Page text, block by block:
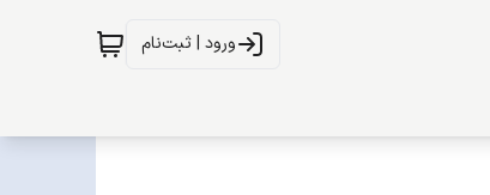
ورود | ثبت‌نام